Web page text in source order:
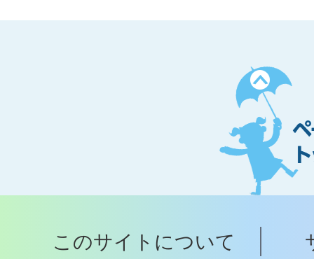
ペ
ー
ジ
ト
ッ
へ
このサイトについて